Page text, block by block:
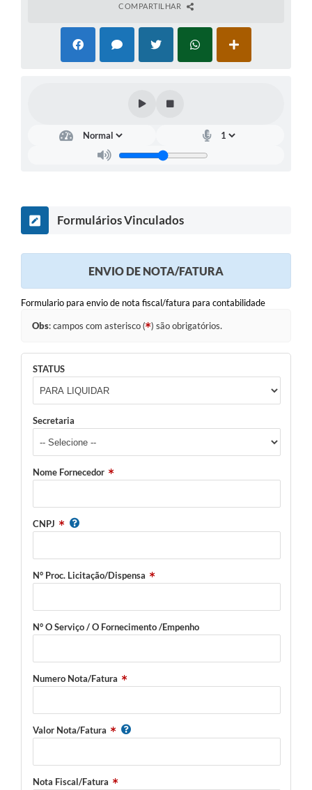
COMPARTILHAR
Formulários Vinculados
ENVIO DE NOTA/FATURA
Formulario para envio de nota fiscal/fatura para contabilidade
Obs: campos com asterisco ( ) são obrigatórios.
STATUS
Secretaria
Nome Fornecedor
CNPJ
N° Proc. Licitação/Dispensa
N° O Serviço / O Fornecimento /Empenho
Numero Nota/Fatura
Valor Nota/Fatura
Nota Fiscal/Fatura